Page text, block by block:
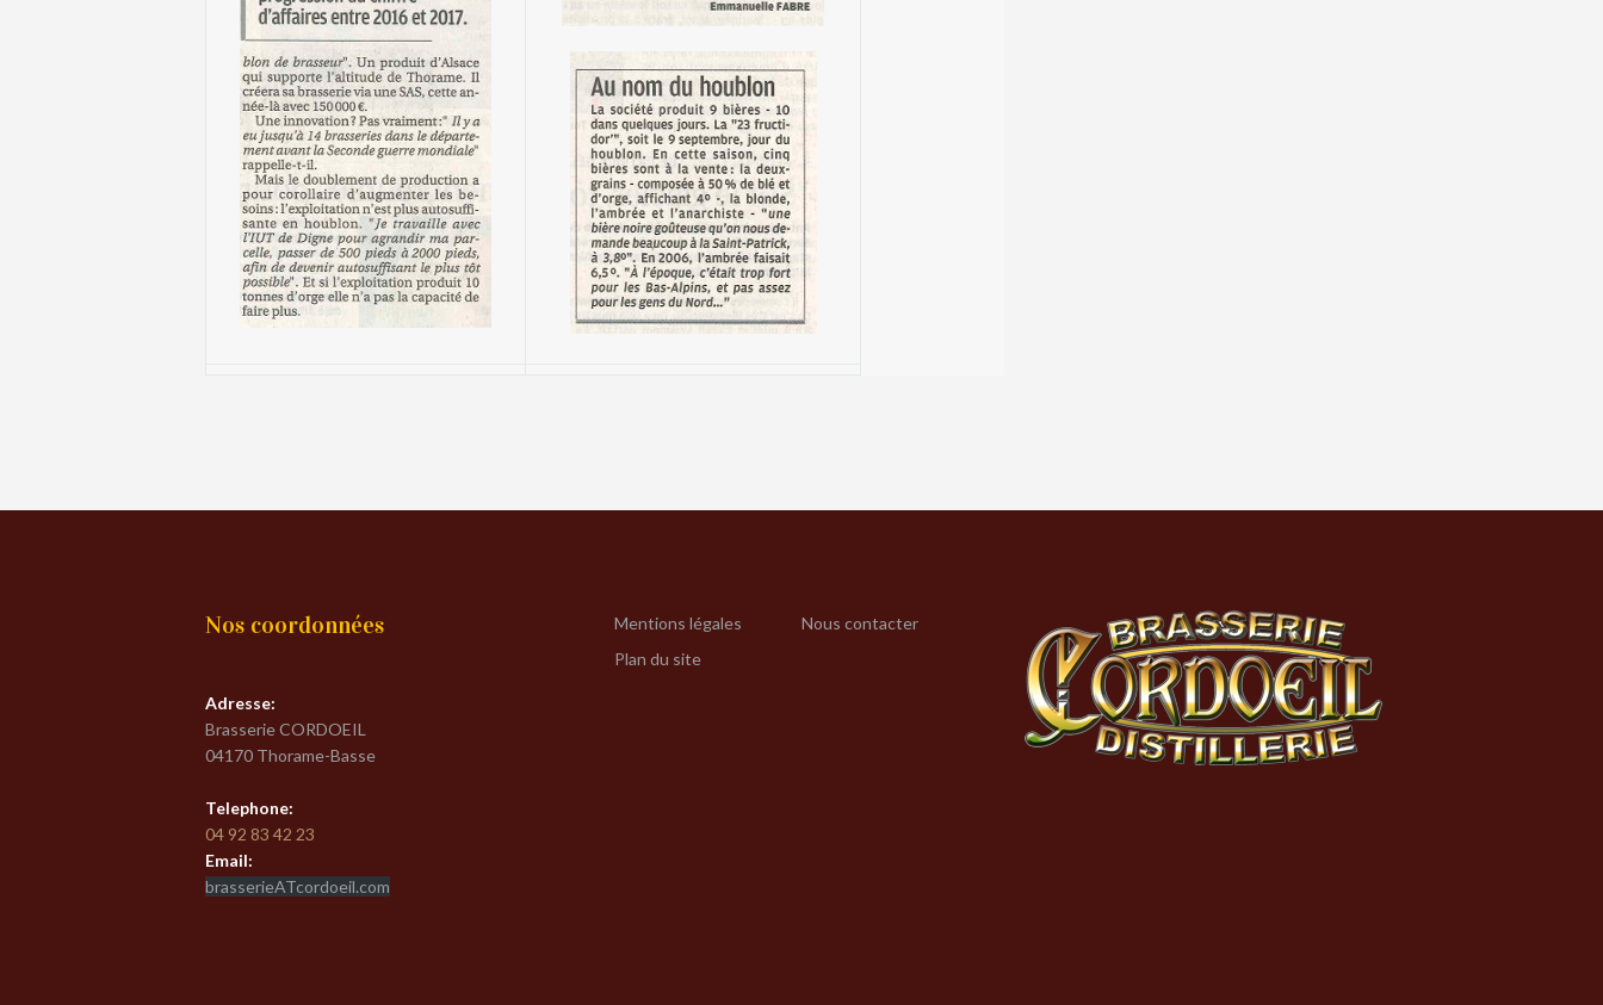
Nos coordonnées
Adresse:
Brasserie CORDOEIL
04170 Thorame-Basse
Telephone:
04 92 83 42 23
Email:
brasserieATcordoeil.com
Mentions légales
Nous contacter
Plan du site